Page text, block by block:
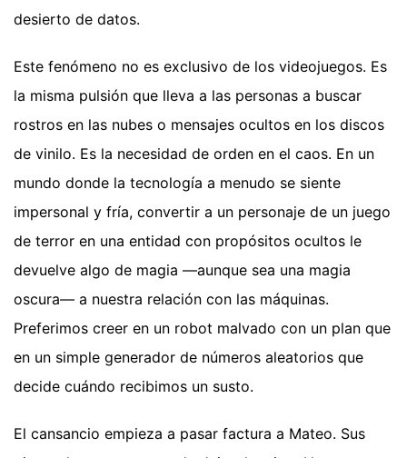
desierto de datos.
Este fenómeno no es exclusivo de los videojuegos. Es
la misma pulsión que lleva a las personas a buscar
rostros en las nubes o mensajes ocultos en los discos
de vinilo. Es la necesidad de orden en el caos. En un
mundo donde la tecnología a menudo se siente
impersonal y fría, convertir a un personaje de un juego
de terror en una entidad con propósitos ocultos le
devuelve algo de magia —aunque sea una magia
oscura— a nuestra relación con las máquinas.
Preferimos creer en un robot malvado con un plan que
en un simple generador de números aleatorios que
decide cuándo recibimos un susto.
El cansancio empieza a pasar factura a Mateo. Sus